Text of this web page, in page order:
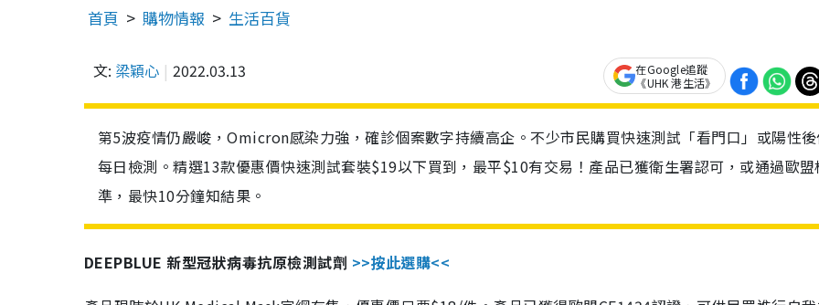
首頁 購物情報 生活百貨
文: 梁穎心 2022.03.13
在Google追蹤
《UHK 港生活》
第5波疫情仍嚴峻，Omicron感染力強，確診個案數字持續高企。不少市民購買快速測試「看門口」或陽性
每日檢測。精選13款優惠價快速測試套裝$19以下買到，最平$10有交易！產品已獲衛生署認可，或通過歐盟
準，最快10分鐘知結果。
DEEPBLUE 新型冠狀病毒抗原檢測試劑 >>按此選購<<